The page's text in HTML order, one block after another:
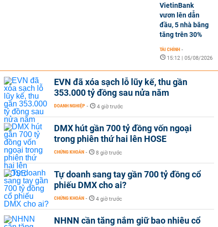
VietinBank
vươn lên dẫn
đầu, 5 nhà băng
tăng trên 30%
TÀI CHÍNH -
15:12 | 05/08/2026
EVN đã xóa sạch lỗ lũy kế, thu gần
353.000 tỷ đồng sau nửa năm
DOANH NGHIỆP - 4 giờ trước
DMX hút gần 700 tỷ đồng vốn ngoại
trong phiên thứ hai lên HOSE
CHỨNG KHOÁN - 8 giờ trước
Tự doanh sang tay gần 700 tỷ đồng cổ
phiếu DMX cho ai?
CHỨNG KHOÁN - 4 giờ trước
NHNN cần tăng nắm giữ bao nhiêu cổ